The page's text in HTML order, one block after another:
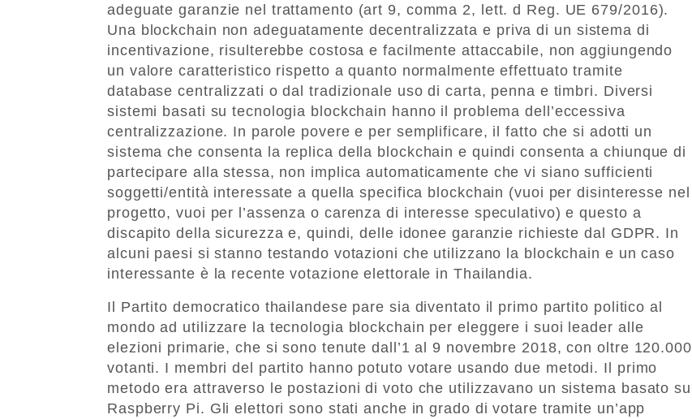
adeguate garanzie nel trattamento (art 9, comma 2, lett. d Reg. UE 679/2016).
Una blockchain non adeguatamente decentralizzata e priva di un sistema di
incentivazione, risulterebbe costosa e facilmente attaccabile, non aggiungendo
un valore caratteristico rispetto a quanto normalmente effettuato tramite
database centralizzati o dal tradizionale uso di carta, penna e timbri. Diversi
sistemi basati su tecnologia blockchain hanno il problema dell’eccessiva
centralizzazione. In parole povere e per semplificare, il fatto che si adotti un
sistema che consenta la replica della blockchain e quindi consenta a chiunque di
partecipare alla stessa, non implica automaticamente che vi siano sufficienti
soggetti/entità interessate a quella specifica blockchain (vuoi per disinteresse nel
progetto, vuoi per l’assenza o carenza di interesse speculativo) e questo a
discapito della sicurezza e, quindi, delle idonee garanzie richieste dal GDPR. In
alcuni paesi si stanno testando votazioni che utilizzano la blockchain e un caso
interessante è la recente votazione elettorale in Thailandia.
Il Partito democratico thailandese pare sia diventato il primo partito politico al
mondo ad utilizzare la tecnologia blockchain per eleggere i suoi leader alle
elezioni primarie, che si sono tenute dall’1 al 9 novembre 2018, con oltre 120.000
votanti. I membri del partito hanno potuto votare usando due metodi. Il primo
metodo era attraverso le postazioni di voto che utilizzavano un sistema basato su
Raspberry Pi. Gli elettori sono stati anche in grado di votare tramite un’app